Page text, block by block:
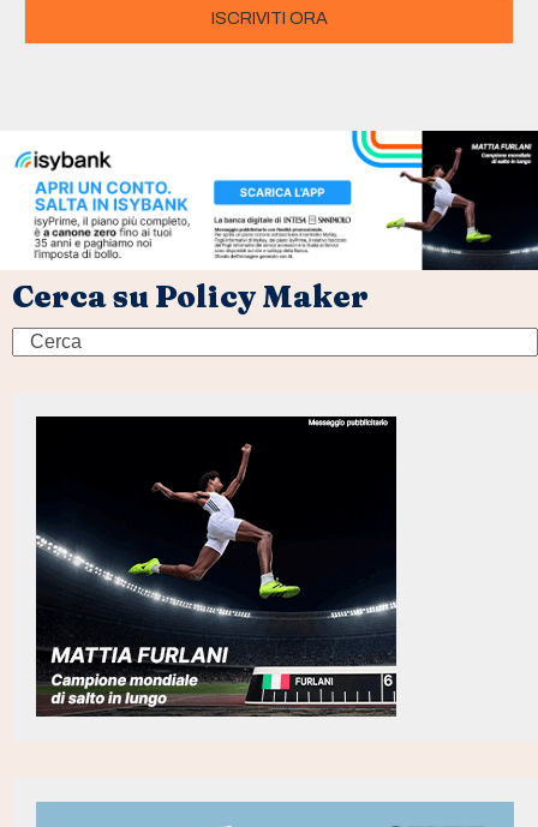
ISCRIVITI ORA
Cerca su Policy Maker
Search